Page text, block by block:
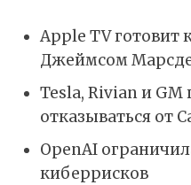
Apple TV готовит
Джеймсом
Tesla, Rivian и
отказываться от
OpenAI
киберрисков